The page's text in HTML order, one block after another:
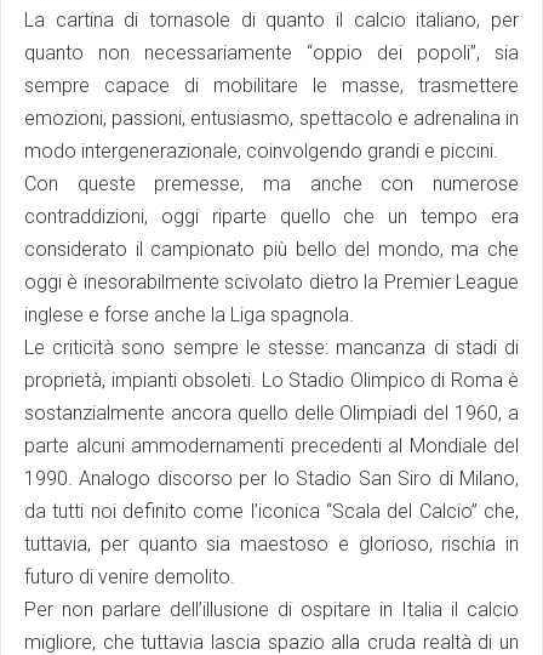
La cartina di tornasole di quanto il calcio italiano, per
quanto non necessariamente “oppio dei popoli”, sia
sempre capace di mobilitare le masse, trasmettere
emozioni, passioni, entusiasmo, spettacolo e adrenalina in
modo intergenerazionale, coinvolgendo grandi e piccini.
Con queste premesse, ma anche con numerose
contraddizioni, oggi riparte quello che un tempo era
considerato il campionato più bello del mondo, ma che
oggi è inesorabilmente scivolato dietro la Premier League
inglese e forse anche la Liga spagnola.
Le criticità sono sempre le stesse: mancanza di stadi di
proprietà, impianti obsoleti. Lo Stadio Olimpico di Roma è
sostanzialmente ancora quello delle Olimpiadi del 1960, a
parte alcuni ammodernamenti precedenti al Mondiale del
1990. Analogo discorso per lo Stadio San Siro di Milano,
da tutti noi definito come l’iconica “Scala del Calcio” che,
tuttavia, per quanto sia maestoso e glorioso, rischia in
futuro di venire demolito.
Per non parlare dell’illusione di ospitare in Italia il calcio
migliore, che tuttavia lascia spazio alla cruda realtà di un